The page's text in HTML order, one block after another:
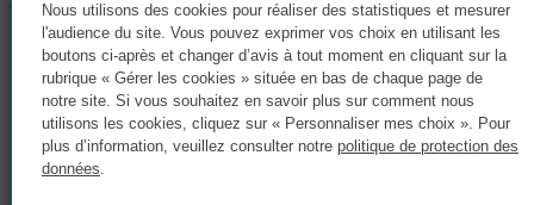
Actualité
Démarche d’accessibilité : une avancée
structurante
Nous utilisons des cookies pour réaliser des statistiques et mesurer
l'audience du site. Vous pouvez exprimer vos choix en utilisant les
boutons ci-après et changer d’avis à tout moment en cliquant sur la
rubrique « Gérer les cookies » située en bas de chaque page de
notre site. Si vous souhaitez en savoir plus sur comment nous
utilisons les cookies, cliquez sur « Personnaliser mes choix ». Pour
plus d’information, veuillez consulter notre politique de protection des
données.